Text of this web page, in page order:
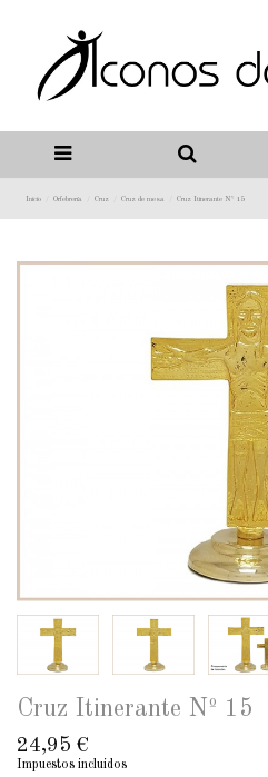
Inicio Orfebrería Cruz Cruz de mesa Cruz Itinerante Nº 15
Cruz Itinerante Nº 15
24,95 €
Impuestos incluidos